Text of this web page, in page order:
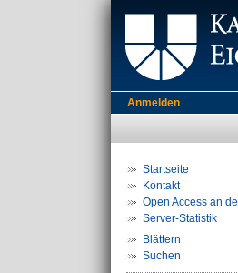
Anmelden
Startseite
Kontakt
Open Access an
Server-Statistik
Blättern
Suchen